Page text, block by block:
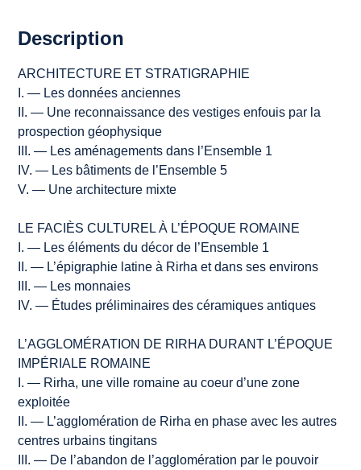
Description
ARCHITECTURE ET STRATIGRAPHIE
I. — Les données anciennes
II. — Une reconnaissance des vestiges enfouis par la
prospection géophysique
III. — Les aménagements dans l’Ensemble 1
IV. — Les bâtiments de l’Ensemble 5
V. — Une architecture mixte
LE FACIÈS CULTUREL À L’ÉPOQUE ROMAINE
I. — Les éléments du décor de l’Ensemble 1
II. — L’épigraphie latine à Rirha et dans ses environs
III. — Les monnaies
IV. — Études préliminaires des céramiques antiques
L’AGGLOMÉRATION DE RIRHA DURANT L’ÉPOQUE
IMPÉRIALE ROMAINE
I. — Rirha, une ville romaine au coeur d’une zone
exploitée
II. — L’agglomération de Rirha en phase avec les autres
centres urbains tingitans
III. — De l’abandon de l’agglomération par le pouvoir